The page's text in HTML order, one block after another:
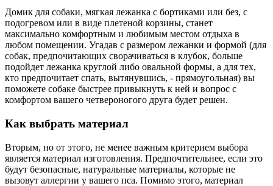
Домик для собаки, мягкая лежанка с бортиками или без, с
подогревом или в виде плетеной корзины, станет
максимально комфортным и любимым местом отдыха в
любом помещении. Угадав с размером лежанки и формой (для
собак, предпочитающих сворачиваться в клубок, больше
подойдет лежанка круглой либо овальной формы, а для тех,
кто предпочитает спать, вытянувшись, - прямоугольная) вы
поможете собаке быстрее привыкнуть к ней и вопрос с
комфортом вашего четвероногого друга будет решен.
Как выбрать материал
Вторым, но от этого, не менее важным критерием выбора
является материал изготовления. Предпочтительнее, если это
будут безопасные, натуральные материалы, которые не
вызовут аллергии у вашего пса. Помимо этого, материал